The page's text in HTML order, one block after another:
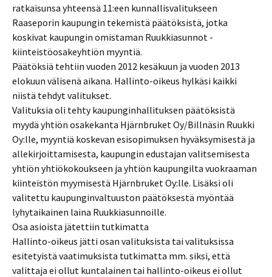
ratkaisunsa yhteensä 11:een kunnallisvalitukseen
Raaseporin kaupungin tekemistä päätöksistä, jotka
koskivat kaupungin omistaman Ruukkiasunnot -
kiinteistöosakeyhtiön myyntiä.
Päätöksiä tehtiin vuoden 2012 kesäkuun ja vuoden 2013
elokuun välisenä aikana. Hallinto-oikeus hylkäsi kaikki
niistä tehdyt valitukset.
Valituksia oli tehty kaupunginhallituksen päätöksistä
myydä yhtiön osakekanta Hjärnbruket Oy/Billnäsin Ruukki
Oy:lle, myyntiä koskevan esisopimuksen hyväksymisestä ja
allekirjoittamisesta, kaupungin edustajan valitsemisesta
yhtiön yhtiökokoukseen ja yhtiön kaupungilta vuokraaman
kiinteistön myymisestä Hjärnbruket Oy:lle. Lisäksi oli
valitettu kaupunginvaltuuston päätöksestä myöntää
lyhytaikainen laina Ruukkiasunnoille.
Osa asioista jätettiin tutkimatta
Hallinto-oikeus jätti osan valituksista tai valituksissa
esitetyistä vaatimuksista tutkimatta mm. siksi, että
valittaja ei ollut kuntalainen tai hallinto-oikeus ei ollut